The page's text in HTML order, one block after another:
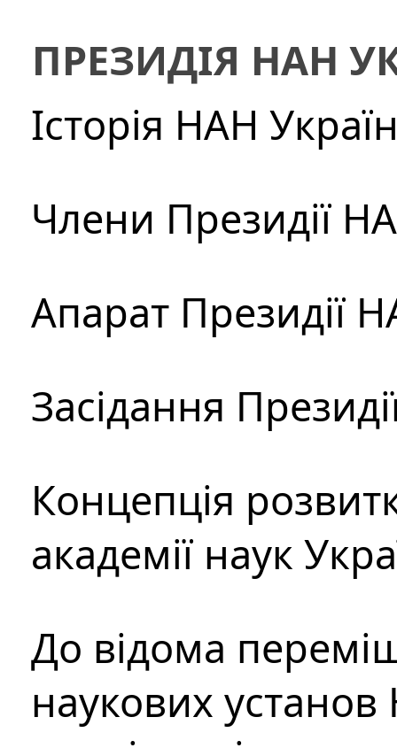
ПРЕЗИДІЯ НАН
Історія НАН
Члени Президії
Апарат Президії
Засідання
Концепція
академії наук
До відома
наукових установ